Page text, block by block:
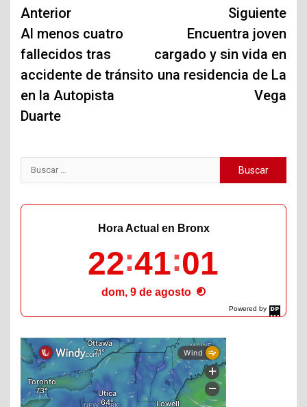
Navegación
de
entradas
Anterior
Al menos cuatro
fallecidos tras
accidente de tránsito
en la Autopista
Duarte
Siguiente
Encuentra joven
cargado y sin vida en
una residencia de La
Vega
Buscar:
Powered by
DaysPedia.com
Hora Actual en Bronx
22 41 02
dom, 9 de agosto